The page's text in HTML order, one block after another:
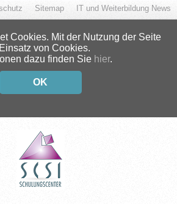
IT und Weiterbildung News
Sitemap
Cookies. Mit der Nutzung der Seite
von Cookies.
dazu finden Sie hier.
OK